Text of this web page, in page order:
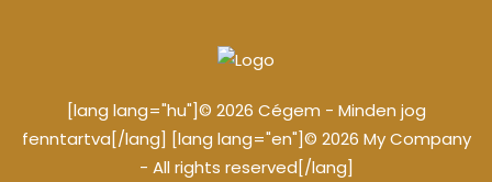
[lang lang="hu"]© 2026 Cégem - Minden jog
fenntartva[/lang] [lang lang="en"]© 2026 My Company
- All rights reserved[/lang]